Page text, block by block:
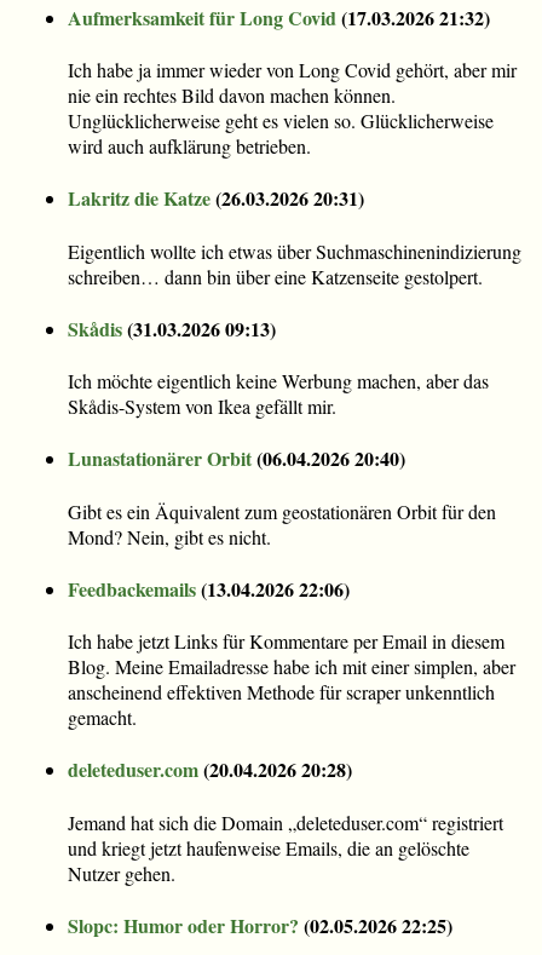
Aufmerksamkeit für Long Covid(17.03.2026 21:32)
Ich habe ja immer wieder von Long Covid gehört, aber mir
nie ein rechtes Bild davon machen können.
Unglücklicherweise geht es vielen so. Glücklicherweise
wird auch aufklärung betrieben.
Lakritz die Katze(26.03.2026 20:31)
Eigentlich wollte ich etwas über Suchmaschinenindizierung
schreiben… dann bin über eine Katzenseite gestolpert.
Skådis(31.03.2026 09:13)
Ich möchte eigentlich keine Werbung machen, aber das
Skådis-System von Ikea gefällt mir.
Lunastationärer Orbit(06.04.2026 20:40)
Gibt es ein Äquivalent zum geostationären Orbit für den
Mond? Nein, gibt es nicht.
Feedbackemails(13.04.2026 22:06)
Ich habe jetzt Links für Kommentare per Email in diesem
Blog. Meine Emailadresse habe ich mit einer simplen, aber
anscheinend effektiven Methode für scraper unkenntlich
gemacht.
deleteduser.com(20.04.2026 20:28)
Jemand hat sich die Domain „deleteduser.com“ registriert
und kriegt jetzt haufenweise Emails, die an gelöschte
Nutzer gehen.
Slopc: Humor oder Horror? (02.05.2026 22:25)